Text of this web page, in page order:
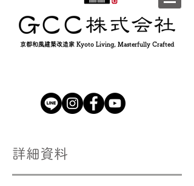
京都和風建築改造家 Kyoto Living, Masterfully Crafted
詳細資料